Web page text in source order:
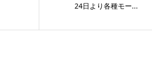
24日より各種モー...